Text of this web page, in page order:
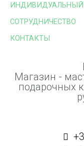
ИНДИВИДУАЛЬНЫЙ
СОТРУДНИЧЕСТВО
КОНТАКТЫ
Магазин -
подарочных